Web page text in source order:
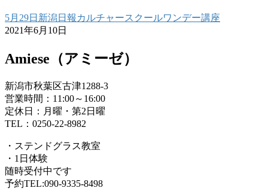
5月29日新潟日報カルチャースクールワンデー講座
2021年6月10日
Amiese（アミーゼ）
新潟市秋葉区古津1288-3
営業時間：11:00～16:00
定休日：月曜・第2日曜
TEL：0250-22-8982
・ステンドグラス教室
・1日体験
随時受付中です
予約TEL:090-9335-8498